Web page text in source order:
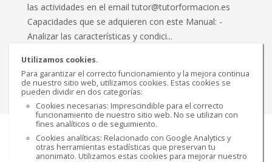
Utilizamos cookies.
Para garantizar el correcto funcionamiento y la mejora continua
de nuestro sitio web, utilizamos cookies. Estas cookies se
pueden dividir en dos categorías:
Cookies necesarias: Imprescindible para el correcto
funcionamiento de nuestro sitio web. No se utilizan con
fines analíticos o de seguimiento.
Cookies analíticas: Relacionado con Google Analytics y
otras herramientas estadísticas que preservan tu
anonimato. Utilizamos estas cookies para mejorar nuestro
las actividades en el emailtutor@tutorformacion.es
Capacidades que se adquieren con este Manual: -
Analizar las características y condici...
Versión impresa
Comprar